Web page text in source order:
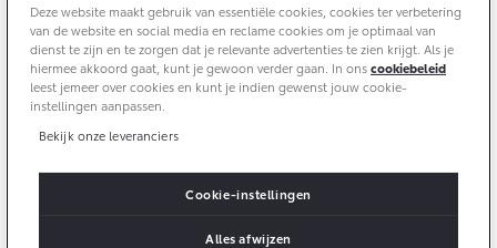
Vakantiecheck
Hybride zekerheidscontrole
Toyota handleidingen
Toyota Service Documentatie (SIL)
Contact en route
Download de MyToyota App (App Store)
Download de MyToyota App (Google Play)
De MyToyota app is praktischer en gebruiksvriendelijker
dan ooit. De app geeft je volledige controle over je
Deze website maakt gebruik van essentiële cookies, cookies ter verbetering
van de website en social media en reclame cookies om je optimaal van
dienst te zijn en te zorgen dat je relevante advertenties te zien krijgt. Als je
hiermee akkoord gaat, kunt je gewoon verder gaan. In onscookiebeleid
leest jemeer over cookies en kunt je indien gewenst jouw cookie-
instellingen aanpassen.
Bekijk onze leveranciers
Cookie-instellingen
Alles afwijzen